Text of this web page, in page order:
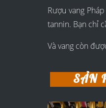
Rượu vang
tannin. Bạn chỉ
Và vang còn
SẢN